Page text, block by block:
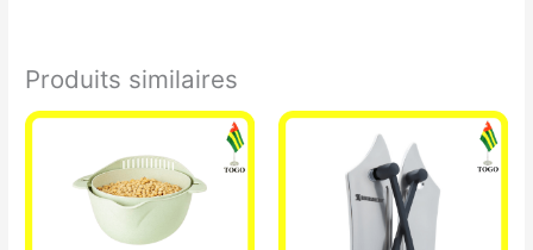
Produits similaires